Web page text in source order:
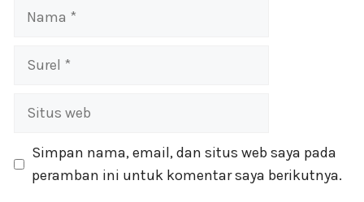
Nama
Surel
Situs
Simpan nama, email, dan situs web saya pada
peramban ini untuk komentar saya berikutnya.